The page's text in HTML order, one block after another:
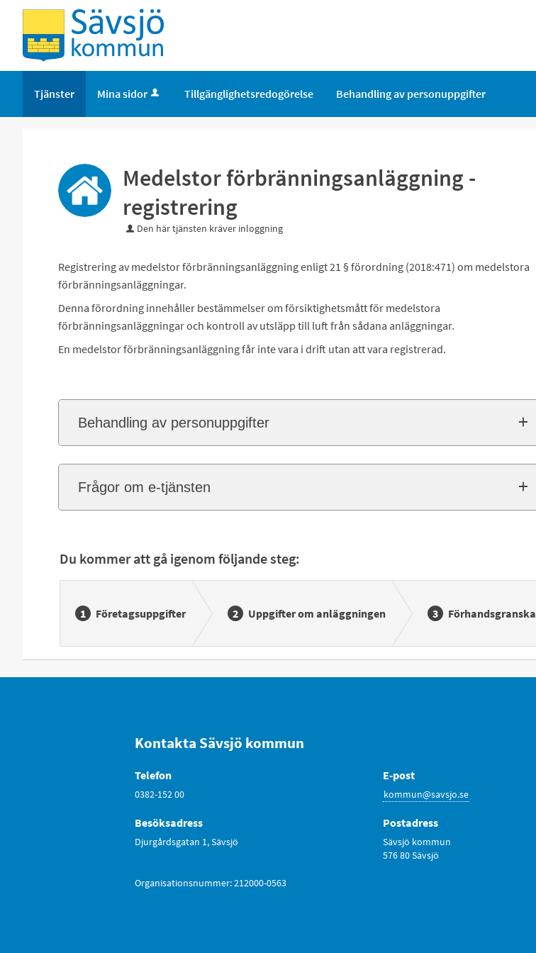
Tjänster Mina sidor Tillgänglighetsredogörelse Behandling av personuppgifter
Medelstor förbränningsanläggning -
registrering
Den här tjänsten kräver inloggning
Registrering av medelstor förbränningsanläggning enligt 21 § förordning (2018:471) om medelstora
förbränningsanläggningar.
Denna förordning innehåller bestämmelser om försiktighetsmått för medelstora
förbränningsanläggningar och kontroll av utsläpp till luft från sådana anläggningar.
En medelstor förbränningsanläggning får inte vara i drift utan att vara registrerad.
Behandling av personuppgifter
Frågor om e-tjänsten
Du kommer att gå igenom följande steg:
Företagsuppgifter Uppgifter om anläggningen Förhandsgranska
Kontakta Sävsjö kommun
Telefon
0382-152 00
E-post
kommun@savsjo.se
Besöksadress
Djurgårdsgatan 1, Sävsjö
Postadress
Sävsjö kommun
576 80 Sävsjö
Organisationsnummer: 212000-0563